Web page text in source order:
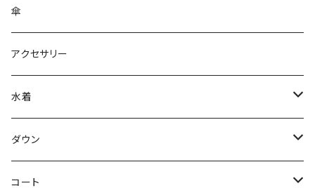
傘
アクセサリー
水着
～44/S
46/M
ダウン
～44/S
コート